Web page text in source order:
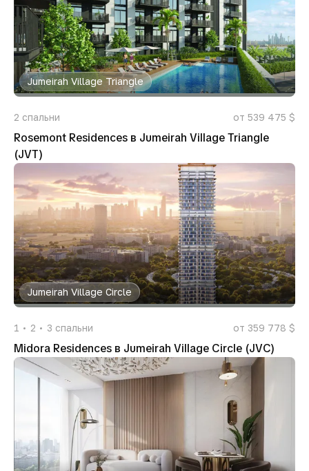
Jumeirah Village Triangle
2 спальни от 539 475 $
Rosemont Residences в Jumeirah Village Triangle
(JVT)
Jumeirah Village Circle
1 2 3 спальни от 359 778 $
Midora Residences в Jumeirah Village Circle (JVC)